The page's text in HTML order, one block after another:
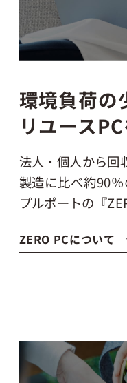
環境負荷の
リユース
法人・個人から回
製造に比べ約90％
プルポートの『
ZERO PCについて